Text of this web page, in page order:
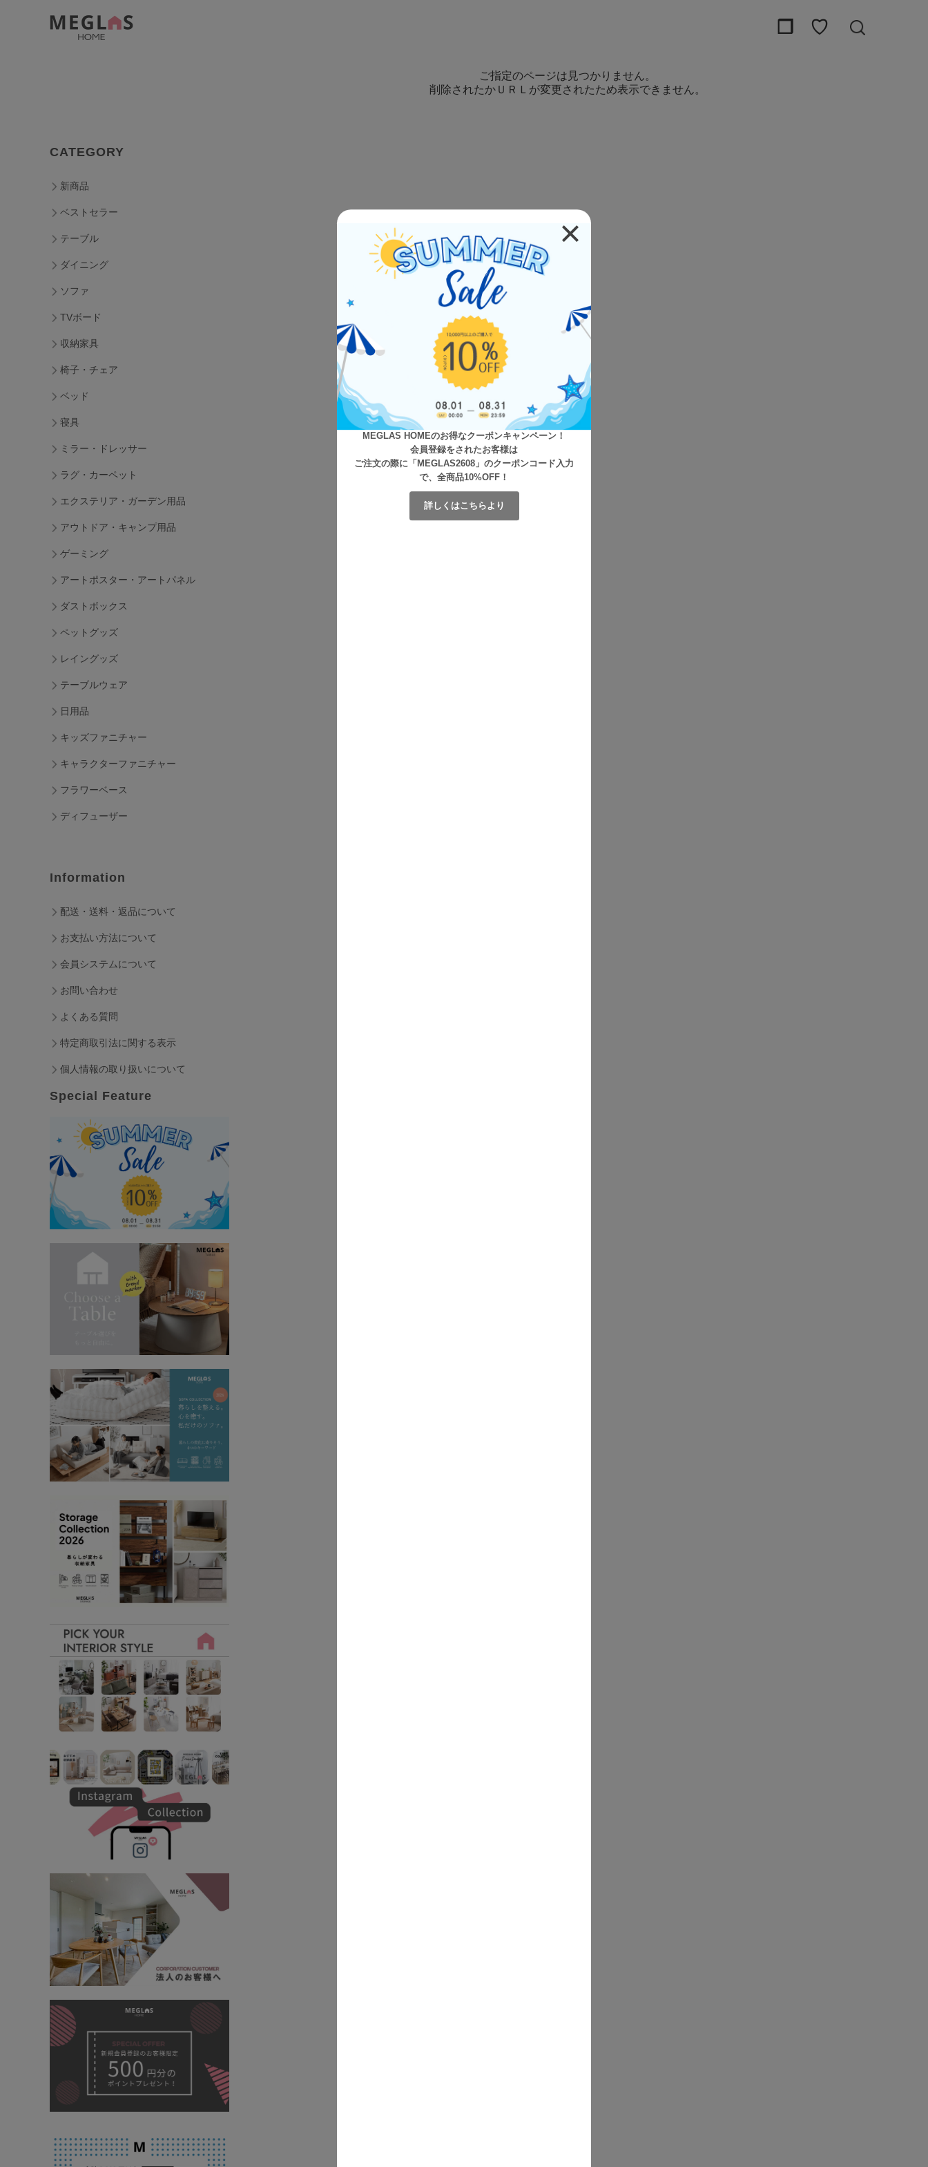
❒ ♡
MEGLAS HOMEのお得なクーポンキャンペーン！
会員登録をされたお客様は
ご注文の際に「MEGLAS2608」のクーポンコード入力
で、全商品10%OFF！
詳しくはこちらより
ご指定のページは見つかりません。
削除されたかＵＲＬが変更されたため表示できません。
CATEGORY
新商品
ベストセラー
テーブル
ダイニング
ソファ
TVボード
収納家具
椅子・チェア
ベッド
寝具
ミラー・ドレッサー
ラグ・カーペット
エクステリア・ガーデン用品
アウトドア・キャンプ用品
ゲーミング
アートポスター・アートパネル
ダストボックス
ペットグッズ
レイングッズ
テーブルウェア
日用品
キッズファニチャー
キャラクターファニチャー
フラワーベース
ディフューザー
Information
配送・送料・返品について
お支払い方法について
会員システムについて
お問い合わせ
よくある質問
特定商取引法に関する表示
個人情報の取り扱いについて
Special Feature